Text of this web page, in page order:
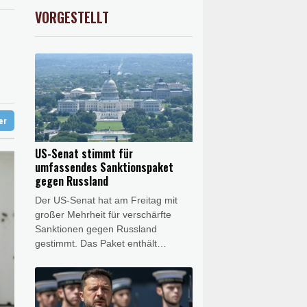
Westfalen
50
0.33%
0.32%
VORGESTELLT
US-Senat stimmt für
umfassendes Sanktionspaket
gegen Russland
Der US-Senat hat am Freitag mit
großer Mehrheit für verschärfte
Sanktionen gegen Russland
gestimmt. Das Paket enthält
Wladimir Putin sowie eine Reihe
russischer Beamter, Oligarchen und
Banken. Außerdem wird von